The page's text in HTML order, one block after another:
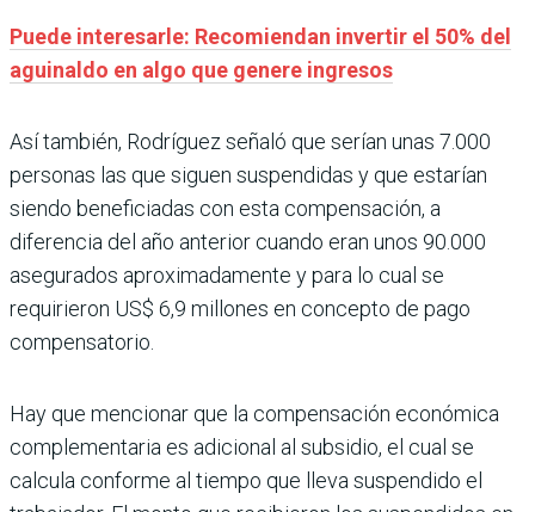
Puede interesarle: Recomiendan invertir el 50% del
aguinaldo en algo que genere ingresos
Así también, Rodríguez señaló que serían unas 7.000
personas las que siguen suspendidas y que estarían
siendo beneficiadas con esta compensación, a
diferencia del año anterior cuando eran unos 90.000
asegurados aproximadamente y para lo cual se
requirieron US$ 6,9 millones en concepto de pago
compensatorio.
Hay que mencionar que la compensación económica
complementaria es adicional al subsidio, el cual se
calcula conforme al tiempo que lleva suspendido el